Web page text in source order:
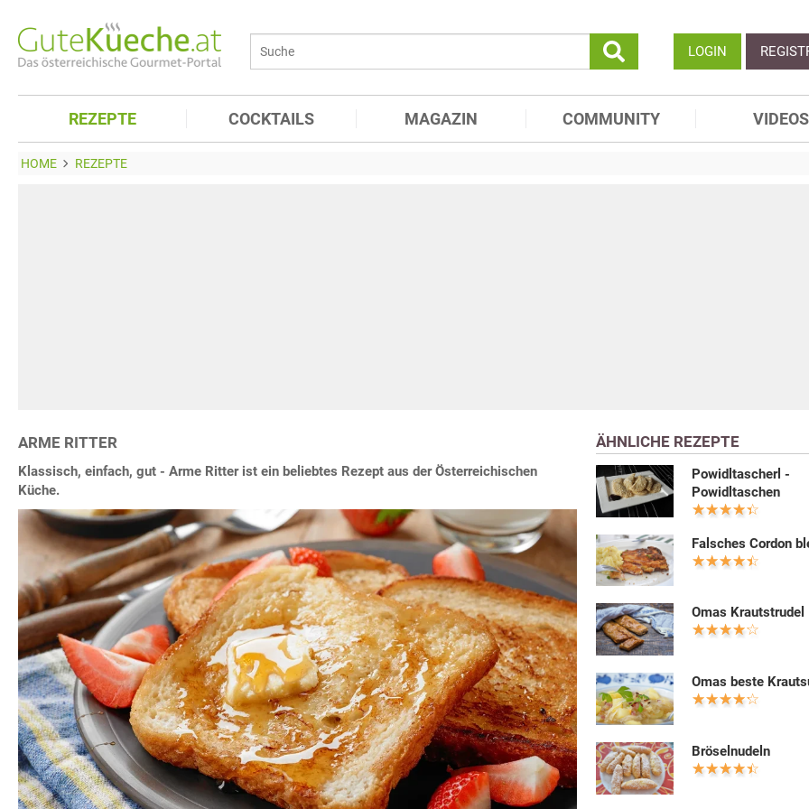
LOGIN
REZEPTE COCKTAILS MAGAZIN COMMUNITY VIDEOS
HOME REZEPTE
ARME RITTER
Klassisch, einfach, gut - Arme Ritter ist ein beliebtes Rezept aus der Österreichischen
Küche.
ÄHNLICHE REZEPTE
Powidltascherl -
Powidltaschen
Falsches Cordon
Omas Krautstrudel
Omas beste
Bröselnudeln